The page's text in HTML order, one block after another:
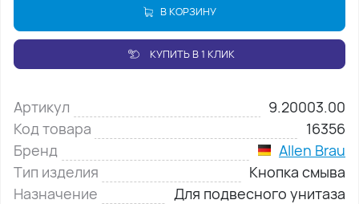
В КОРЗИНУ
КУПИТЬ В 1 КЛИК
Артикул
9.20003.00
Код товара
16356
Бренд
Allen Brau
Тип изделия
Кнопка смыва
Назначение
Для подвесного унитаза